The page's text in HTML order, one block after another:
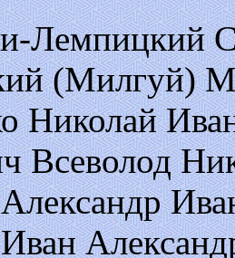
Лемпицкий
(Милгуй)
Николай
Всеволод